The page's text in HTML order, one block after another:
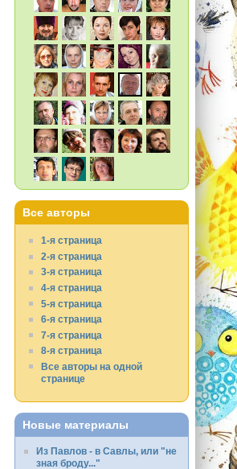
Все авторы
1-я страница
2-я страница
3-я страница
4-я страница
5-я страница
6-я страница
7-я страница
8-я страница
Все авторы на одной
странице
Новые материалы
Из Павлов - в Савлы, или "не
зная броду..."